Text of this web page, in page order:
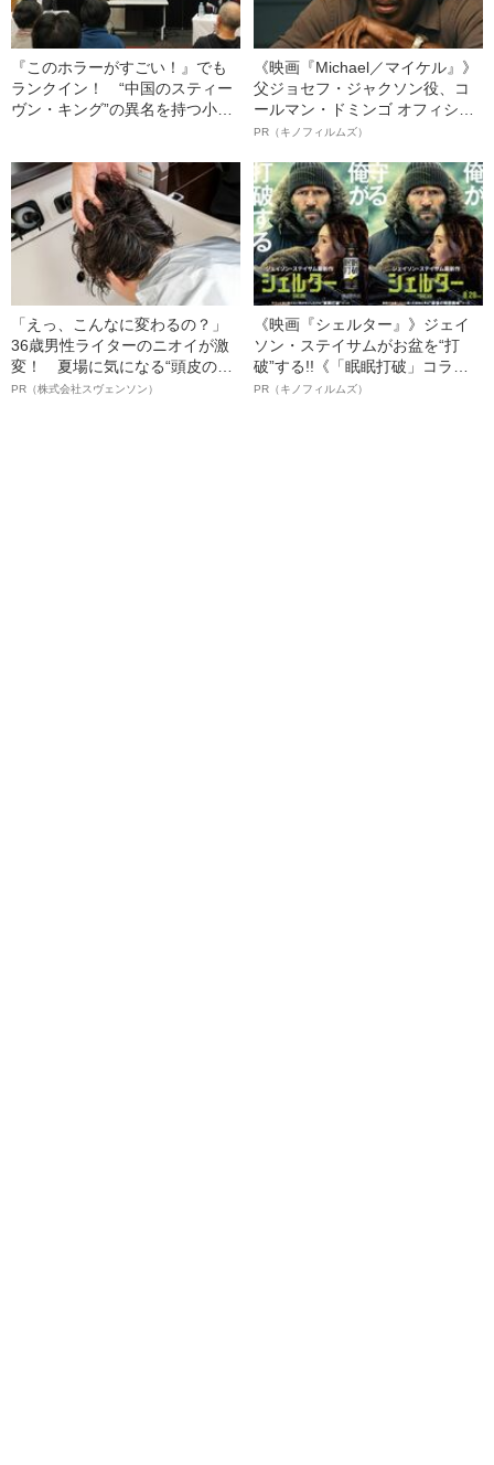
『このホラーがすごい！』でも
ランクイン！ “中国のスティー
ヴン・キング”の異名を持つ小説
《映画『Michael／マイケル』》
父ジョセフ・ジャクソン役、コ
ールマン・ドミンゴ オフィシャ
ルインタビュー“観客を魅了した
語る”《日本興収70億円突破》
PR（キノフィルムズ）
「えっ、こんなに変わるの？」
36歳男性ライターのニオイが激
変！ 夏場に気になる“頭皮のニ
オイ”や“ベタつき”を解消す
PR（株式会社スヴェンソン）
《映画『シェルター』》ジェイ
ソン・ステイサムがお盆を“打
破”する!!《「眠眠打破」コラ
ボ》
PR（キノフィルムズ）